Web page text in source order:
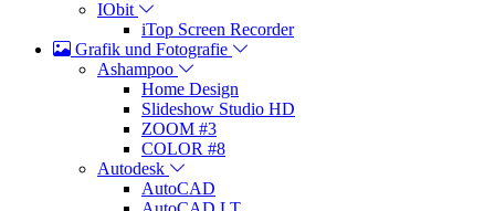
IObit
iTop Screen Recorder
Grafik und Fotografie
Ashampoo
Home Design
Slideshow Studio HD
ZOOM #3
COLOR #8
Autodesk
AutoCAD